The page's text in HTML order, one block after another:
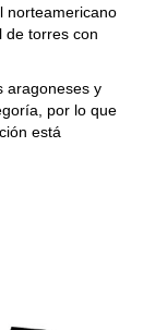
norteamericano
de torres con
aragoneses y
por lo que
está